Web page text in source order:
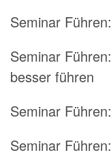
Seminar Führen:
Seminar Führen:
besser führen
Seminar Führen:
Seminar Führen: